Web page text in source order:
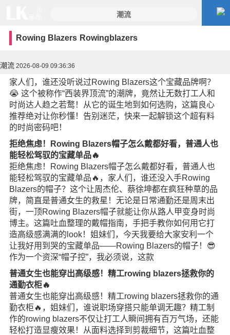
Rowing Blazers Rowingblazers
潮流 2026-08-09 09:36:36
家人们，谁还没听说过Rowing Blazers这个宝藏品牌啊？
😭 这个被称作“西装界顶流”的潮牌，竟然让无数打工人和
时尚达人趋之若鹜！从它的诞生地到如何选购，这篇良心
推荐绝对让你秒懂！告别迷茫，快来一起解锁这个超有料
的时尚密码吧！
拒绝焦虑！Rowing Blazers帽子怎么戴都好看，普通人也
能轻松驾驭的宝藏单品🔥
拒绝焦虑！Rowing Blazers帽子怎么戴都好看，普通人也
能轻松驾驭的宝藏单品🔥，家人们，谁还没入手Rowing
Blazers的帽子？这个让周杰伦、蔡徐坤都在疯狂种草的品
牌，简直是普通女生的救星！无论是日常通勤还是周末出
街，一顶Rowing Blazers帽子就能让你从路人甲变身时尚
博主。这篇吐血整理的戴帽指南，手把手教你如何用它打
造高级感满满的look！姐妹们，今天我要给大家安利一个
让我好用到哭的宝藏单品——Rowing Blazers的帽子！😎
作为一个资深“帽子控”，我必须说，这款
普通女生也能穿出高级感！精工rowing blazers拯救你的
通勤衣柜🔥
普通女生也能穿出高级感！精工rowing blazers拯救你的通
勤衣柜🔥，姐妹们，谁说职场穿搭只能单调无趣？精工制
作的rowing blazers不仅让打工人瞬间拥有百万气场，还能
轻松打造显瘦效果！从面料选择到剪裁细节，这篇吐血整